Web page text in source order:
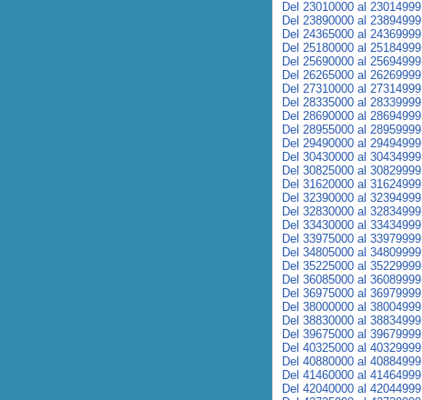
Del 23010000 al 23014999
Del 23890000 al 23894999
Del 24365000 al 24369999
Del 25180000 al 25184999
Del 25690000 al 25694999
Del 26265000 al 26269999
Del 27310000 al 27314999
Del 28335000 al 28339999
Del 28690000 al 28694999
Del 28955000 al 28959999
Del 29490000 al 29494999
Del 30430000 al 30434999
Del 30825000 al 30829999
Del 31620000 al 31624999
Del 32390000 al 32394999
Del 32830000 al 32834999
Del 33430000 al 33434999
Del 33975000 al 33979999
Del 34805000 al 34809999
Del 35225000 al 35229999
Del 36085000 al 36089999
Del 36975000 al 36979999
Del 38000000 al 38004999
Del 38830000 al 38834999
Del 39675000 al 39679999
Del 40325000 al 40329999
Del 40880000 al 40884999
Del 41460000 al 41464999
Del 42040000 al 42044999